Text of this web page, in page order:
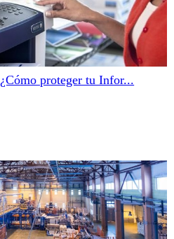
proteger tu Infor...